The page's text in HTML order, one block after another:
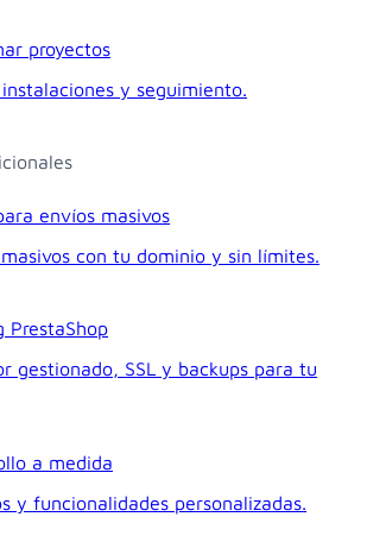
proyectos
y seguimiento.
envíos masivos
con tu dominio y sin límites.
PrestaShop
gestionado, SSL y backups para tu
a medida
y funcionalidades personalizadas.